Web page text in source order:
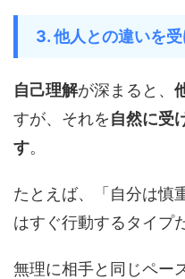
3. 他人との違いを
自己理解が深まると、
すが、それを自然に受
す。
たとえば、「自分は慎
はすぐ行動するタイプ
無理に相手と同じペー